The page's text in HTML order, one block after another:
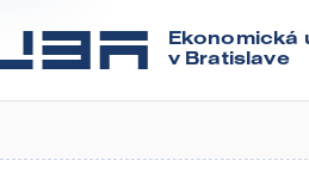
Ekonomická
v Bratislave